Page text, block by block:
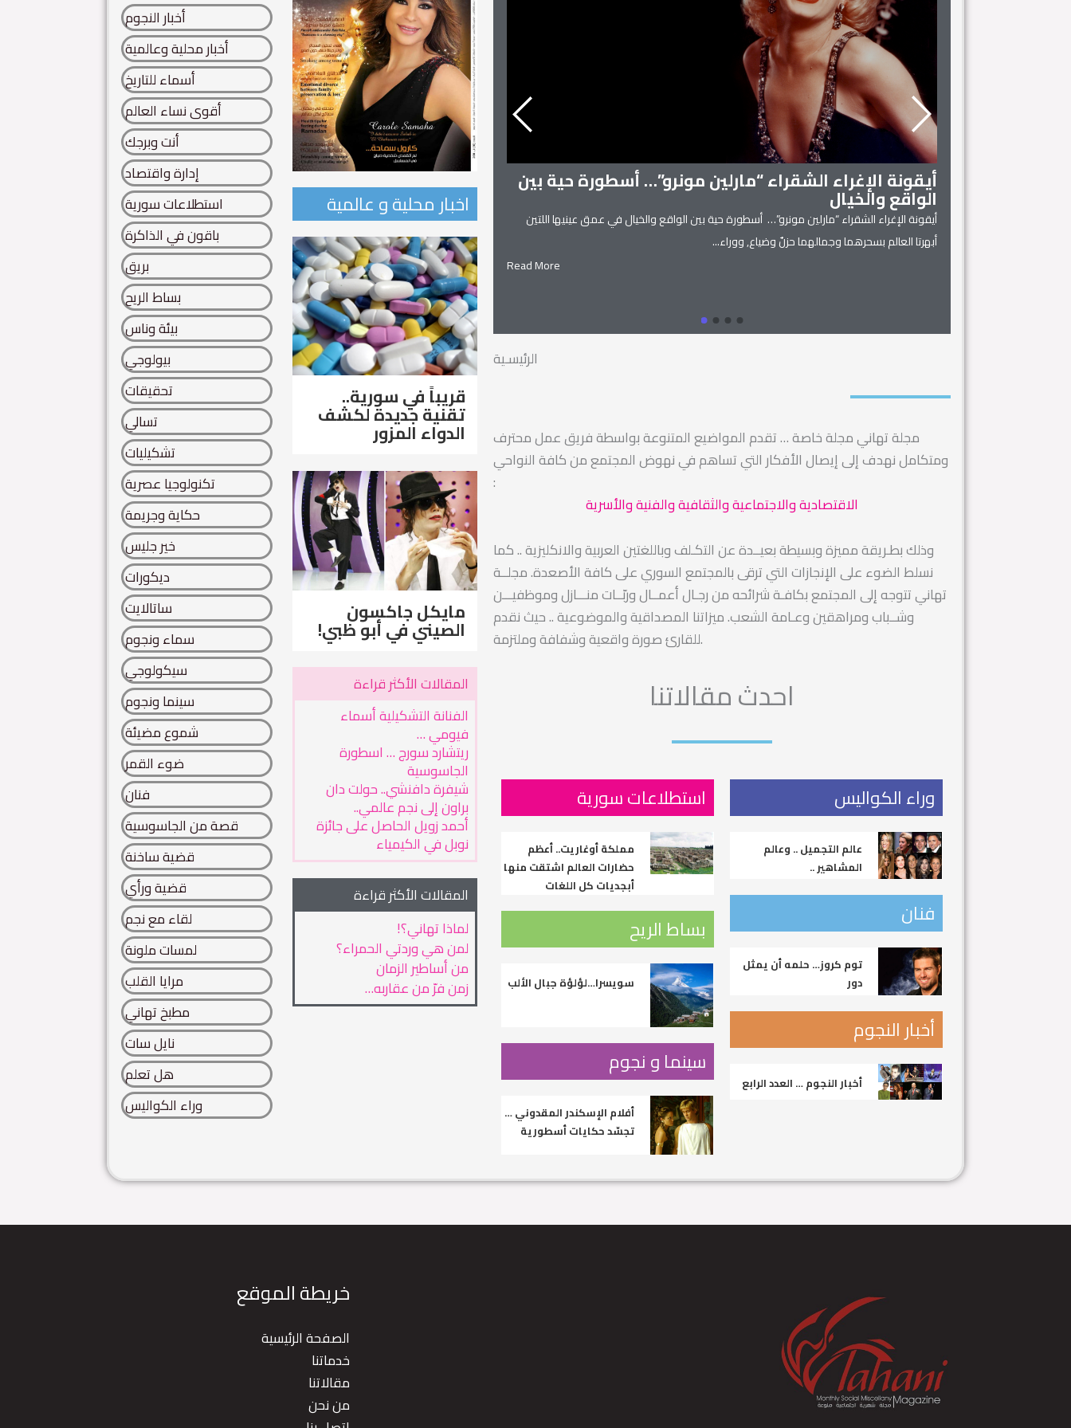
أخبار النجوم
أخبار محلية وعالمية
أسماء للتاريخ
أقوى نساء العالم
أنت وبرجك
إدارة واقتصاد
استطلاعات سورية
باقون في الذاكرة
بريق
بساط الريح
بيئة وناس
بيولوجي
تحقيقات
تسالي
تشكيليات
تكنولوجيا عصرية
حكاية وجريمة
خير جليس
ديكورات
ساتالايت
سماء ونجوم
سيكولوجي
سينما ونجوم
شموع مضيئة
ضوء القمر
فنان
قصة من الجاسوسية
قضية ساخنة
قضية ورأي
لقاء مع نجم
لمسات ملونة
مرايا القلب
مطبخ تهاني
نايل سات
هل تعلم
وراء الكواليس
اخبار محلية و عالمية
قريباً في سورية..
تقنية جديدة لكشف
الدواء المزور
مايكل جاكسون
الصيني في أبو ظبي!
المقالات الأكثر قراءة
الفنانة التشكيلية أسماء
فيومي …
ريتشارد سورج … اسطورة
الجاسوسية
شيفرة دافنشي.. حولت دان
براون إلى نجم عالمي..
أحمد زويل الحاصل على جائزة
نوبل في الكيمياء
المقالات الأكثر قراءة
لماذا تهاني؟!
لمن هي وردتي الحمراء؟
من أساطير الزمان
زمن فرّ من عقاربه…
زنوبيا… ملكة تدمر واحدة من أساطير سورية..
زنوبيا… ملكة تدمر واحدة من أساطير سورية.. تنتفض كائنات الحروف.. من هنا.. يتقاطر عطر الخلود..
يعانق السماء.. ويهجو الطريق.. إلياذة...
Read More
أيقونة الإغراء الشقراء “مارلين مونرو”… أسطورة حية بين
الواقع والخيال
أيقونة الإغراء الشقراء “مارلين مونرو”… أسطورة حية بين الواقع والخيال في عمق عينيها اللتين
أبهرتا العالم بسحرهما وجمالهما حزنٌ وضياع, ووراء...
Read More
الرئيسـية
مجلة تهاني مجلة خاصة … تقدم المواضيع المتنوعة بواسطة فريق عمل محترف
ومتكامل نهدف إلى إيصال الأفكار التي تساهم في نهوض المجتمع من كافة النواحي
:
الاقتصادية والاجتماعية والثقافية والفنية والأسرية
وذلك بطـريقة مميزة وبسيطة بعيــدة عن التكـلف وباللغتين العربية والانكليزية .. كما
نسلط الضوء على الإنجازات التي ترقى بالمجتمع السوري على كافة الأصعدة. مجلــة
تهاني تتوجه إلى المجتمع بكافـة شرائحه من رجـال أعمــال وربّــات منـــازل وموظفيـــن
وشــباب ومراهقين وعـامة الشعب. ميزاتنا المصداقية والموضوعية .. حيث نقدم
للقارئ صورة واقعية وشفافة وملتزمة.
احدث مقالاتنا
استطلاعات سورية
مملكة أوغاريت.. أعظم
حضارات العالم اشتقت منها
أبجديات كل اللغات
بساط الريح
سويسرا…لؤلؤة جبال الألب
سينما و نجوم
أفلام الإسكندر المقدوني …
تجسّد حكايات أسطورية
وراء الكواليس
عالم التجميل .. وعالم
المشاهير ..
فنان
توم كروز… حلمه أن يمثل
دور
أخبار النجوم
أخبار النجوم … العدد الرابع
خريطة الموقع
الصفحة الرئيسية
خدماتنا
مقالاتنا
من نحن